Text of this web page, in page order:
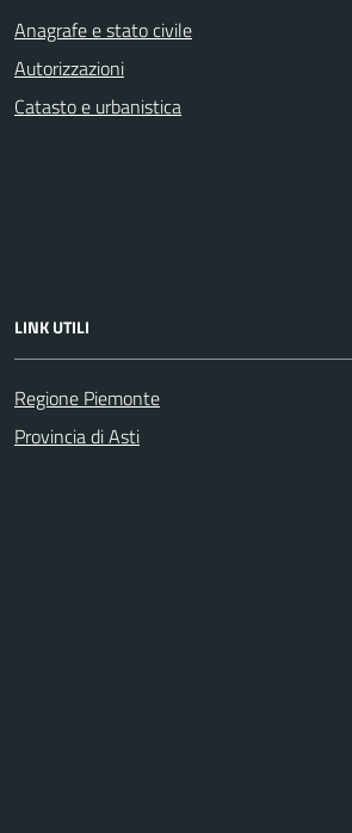
Anagrafe e stato civile
Autorizzazioni
Catasto e urbanistica
LINK UTILI
Regione Piemonte
Provincia di Asti